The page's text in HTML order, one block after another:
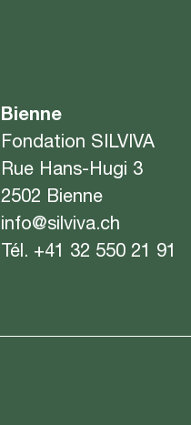
Bienne
Fondation SILVIVA
Rue Hans-Hugi 3
2502 Bienne
info@silviva.ch
Tél. +41 32 550 21 91